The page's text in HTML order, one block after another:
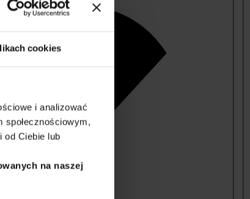
cookies
i analizować
od Ciebie lub
na naszej